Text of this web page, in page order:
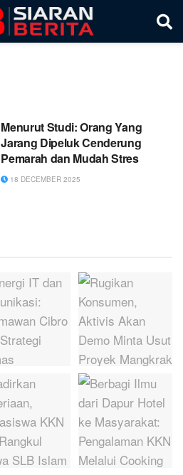
Menurut Studi: Orang Yang
Jarang Dipeluk Cenderung
Pemarah dan Mudah Stres
18 DECEMBER 2025